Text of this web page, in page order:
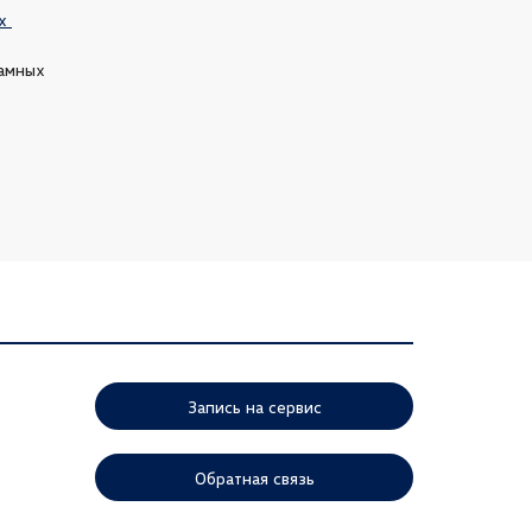
Запись на сервис
Обратная связь